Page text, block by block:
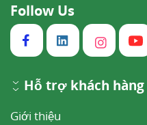
Follow Us
Hỗ trợ khách hàng
Giới thiệu